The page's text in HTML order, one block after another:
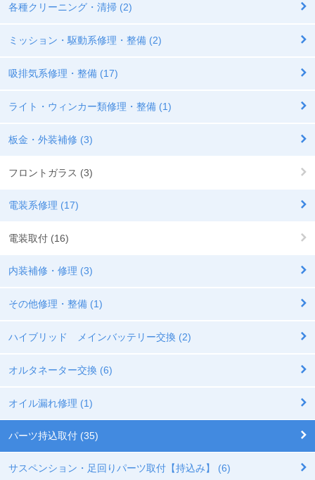
各種クリーニング・清掃 (2)
ミッション・駆動系修理・整備 (2)
吸排気系修理・整備 (17)
ライト・ウィンカー類修理・整備 (1)
板金・外装補修 (3)
フロントガラス (3)
電装系修理 (17)
電装取付 (16)
内装補修・修理 (3)
その他修理・整備 (1)
ハイブリッド メインバッテリー交換 (2)
オルタネーター交換 (6)
オイル漏れ修理 (1)
パーツ持込取付 (35)
サスペンション・足回りパーツ取付【持込み】 (6)